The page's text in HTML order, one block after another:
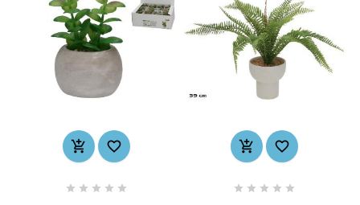
 
    
 
    